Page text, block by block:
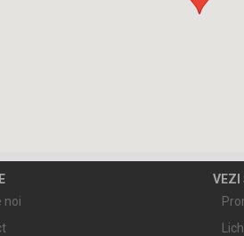
noi
VEZI